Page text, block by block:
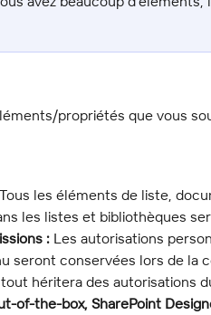
propriétés que vous
les éléments de liste,
les listes et bibliothèques
: Les autorisations
seront conservées lors de la
héritera des autorisations
of-the-box, SharePoint